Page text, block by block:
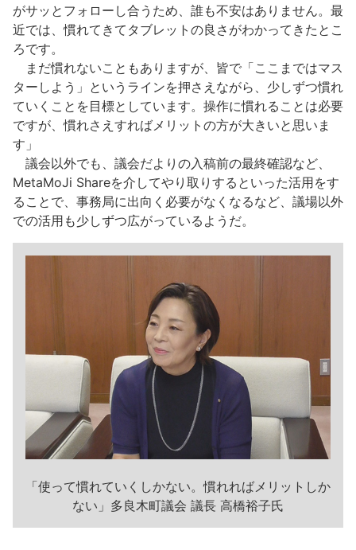
がサッとフォローし合うため、誰も不安はありません。最
近では、慣れてきてタブレットの良さがわかってきたとこ
ろです。
まだ慣れないこともありますが、皆で「ここまではマス
ターしよう」というラインを押さえながら、少しずつ慣れ
ていくことを目標としています。操作に慣れることは必要
ですが、慣れさえすればメリットの方が大きいと思いま
す」
議会以外でも、議会だよりの入稿前の最終確認など、
MetaMoJi Shareを介してやり取りするといった活用をす
ることで、事務局に出向く必要がなくなるなど、議場以外
での活用も少しずつ広がっているようだ。
「使って慣れていくしかない。慣れればメリットしか
ない」多良木町議会 議長 高橋裕子氏